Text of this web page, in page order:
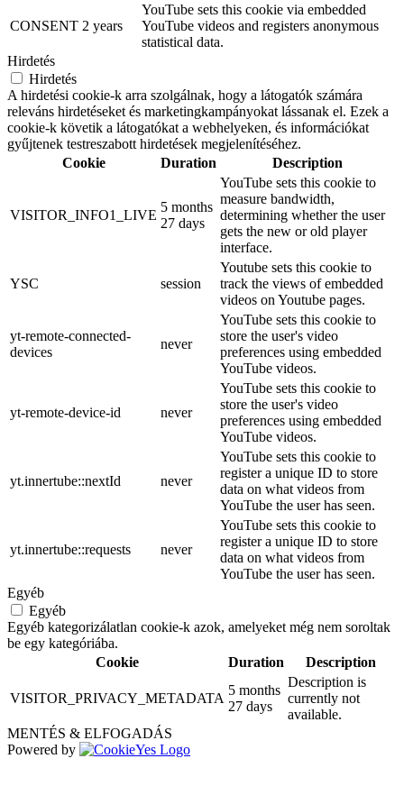
CONSENT 2 years
YouTube sets this cookie via embedded
YouTube videos and registers anonymous
statistical data.
Hirdetés
Hirdetés
A hirdetési cookie-k arra szolgálnak, hogy a látogatók számára
releváns hirdetéseket és marketingkampányokat lássanak el. Ezek a
cookie-k követik a látogatókat a webhelyeken, és információkat
gyűjtenek testreszabott hirdetések megjelenítéséhez.
Cookie
Duration Description
VISITOR_INFO1_LIVE
5 months
27 days
YouTube sets this cookie to
measure bandwidth,
determining whether the user
gets the new or old player
interface.
YSC session
Youtube sets this cookie to
track the views of embedded
videos on Youtube pages.
yt-remote-connected-
devices
never
YouTube sets this cookie to
store the user's video
preferences using embedded
YouTube videos.
yt-remote-device-id never
YouTube sets this cookie to
store the user's video
preferences using embedded
YouTube videos.
yt.innertube::nextId never
YouTube sets this cookie to
register a unique ID to store
data on what videos from
YouTube the user has seen.
yt.innertube::requests never
YouTube sets this cookie to
register a unique ID to store
data on what videos from
YouTube the user has seen.
Egyéb
Egyéb
Egyéb kategorizálatlan cookie-k azok, amelyeket még nem soroltak
be egy kategóriába.
Cookie
Duration Description
VISITOR_PRIVACY_METADATA
5 months
27 days
Description is
currently not
available.
MENTÉS & ELFOGADÁS
Powered by